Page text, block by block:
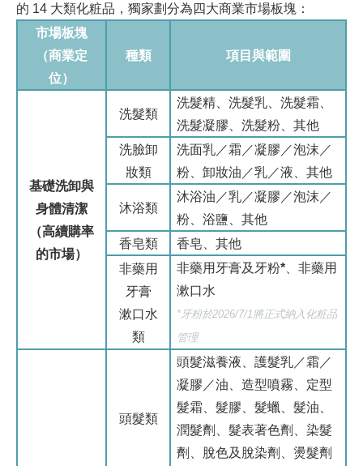
的 14 大類化粧品，獨家劃分為四大商業市場板塊：
市場板塊
（商業定
位）
種類 項目與範圍
基礎洗卸與
身體清潔
（高續購率
的市場）
洗髮類
洗髮精、洗髮乳、洗髮霜、
洗髮凝膠、洗髮粉、其他
洗臉卸
妝類
洗面乳／霜／凝膠／泡沫／
粉、卸妝油／乳／液、其他
沐浴類
沐浴油／乳／凝膠／泡沫／
粉、浴鹽、其他
香皂類
香皂、其他
非藥用
牙膏
漱口水
類
非藥用牙膏及牙粉* 、非藥用
漱口水
* 牙粉於2026/7/1將正式納入化粧品
管理
頭髮類
頭髮滋養液、護髮乳／霜／
凝膠／油、造型噴霧、定型
髮霜、髮膠、髮蠟、髮油、
潤髮劑、髮表著色劑、染髮
劑、脫色及脫染劑、燙髮劑